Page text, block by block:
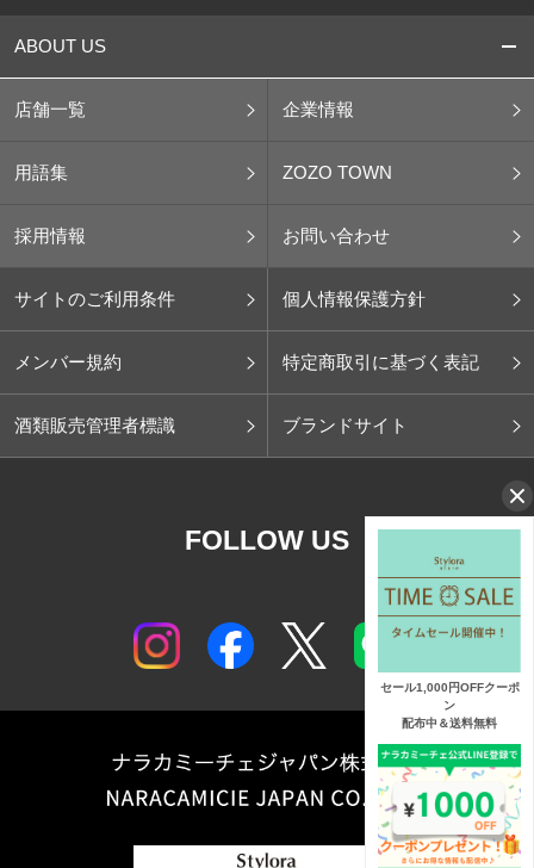
ABOUT US
店舗一覧 企業情報
用語集 ZOZO TOWN
採用情報 お問い合わせ
サイトのご利用条件 個人情報保護方針
メンバー規約 特定商取引に基づく表記
酒類販売管理者標識 ブランドサイト
FOLLOW US
セール1,000円OFFクーポ
ン
配布中＆送料無料